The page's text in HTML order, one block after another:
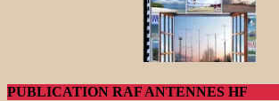
PUBLICATION RAF ANTENNES HF